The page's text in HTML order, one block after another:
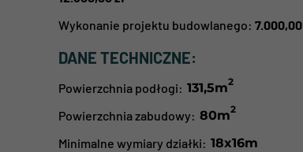
Wykonanie projektu budowlanego: 7.000,00
DANE TECHNICZNE:
Powierzchnia podłogi: 131,5m2
Powierzchnia zabudowy: 80m2
Minimalne wymiary działki: 18x16m